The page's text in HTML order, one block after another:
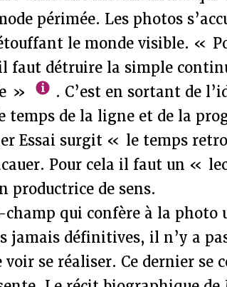
périmée. Les photos
le monde visible. «
faut détruire la simple
»
. C’est en sortant de
temps de la ligne et de la
Essai surgit « le temps
Pour cela il faut un «
productrice de sens.
champ qui confère à la photo
jamais définitives, il n’y a
se réaliser. Ce dernier se